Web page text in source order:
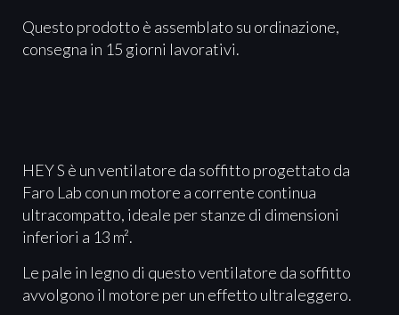
Questo prodotto è assemblato su ordinazione,
consegna in 15 giorni lavorativi.
HEY S è un ventilatore da soffitto progettato da
Faro Lab con un motore a corrente continua
ultracompatto, ideale per stanze di dimensioni
inferiori a 13 m².
Le pale in legno di questo ventilatore da soffitto
avvolgono il motore per un effetto ultraleggero.